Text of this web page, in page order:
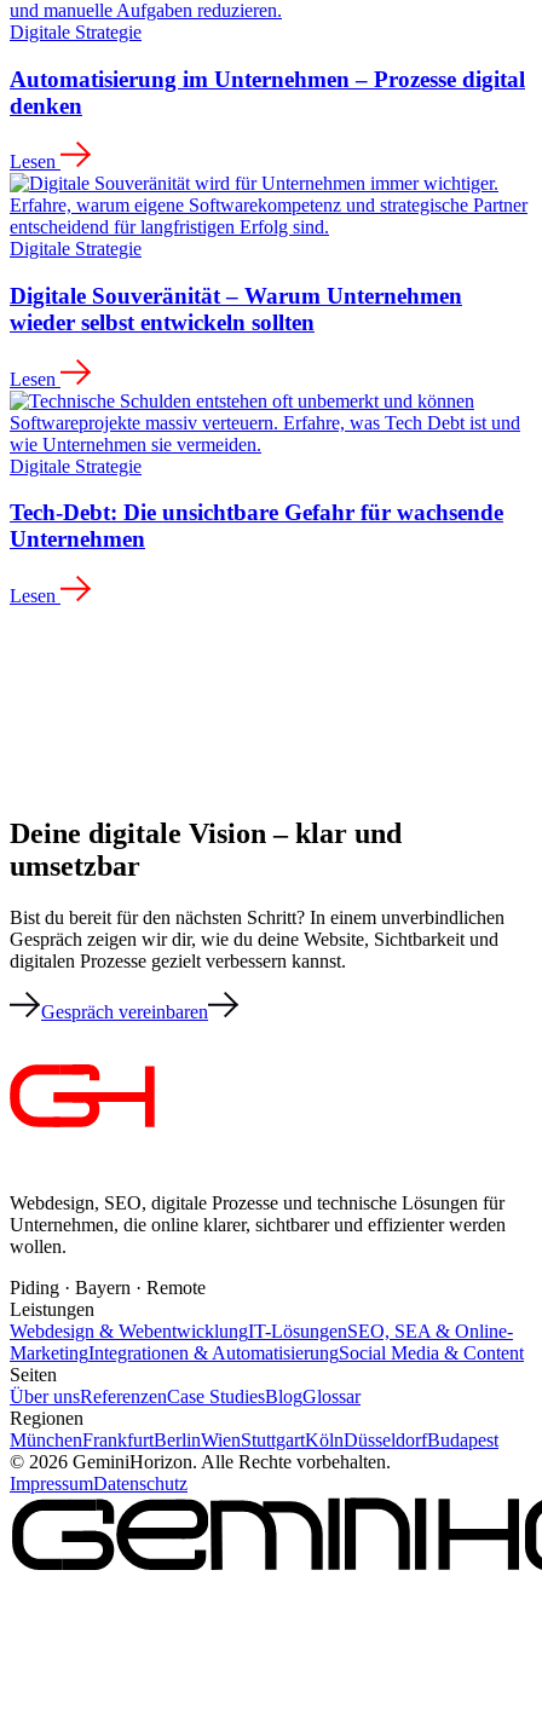
Digitale Strategie
Automatisierung im Unternehmen – Prozesse digital
denken
Lesen
Digitale Strategie
Digitale Souveränität – Warum Unternehmen
wieder selbst entwickeln sollten
Lesen
Digitale Strategie
Tech-Debt: Die unsichtbare Gefahr für wachsende
Unternehmen
Lesen
Deine digitale Vision – klar und
umsetzbar
Bist du bereit für den nächsten Schritt? In einem unverbindlichen
Gespräch zeigen wir dir, wie du deine Website, Sichtbarkeit und
digitalen Prozesse gezielt verbessern kannst.
Gespräch vereinbaren
Webdesign, SEO, digitale Prozesse und technische Lösungen für
Unternehmen, die online klarer, sichtbarer und effizienter werden
wollen.
Piding · Bayern · Remote
Leistungen
Webdesign & WebentwicklungIT-LösungenSEO, SEA & Online-
MarketingIntegrationen & AutomatisierungSocial Media & Content
Seiten
Über unsReferenzenCase StudiesBlogGlossar
Regionen
MünchenFrankfurtBerlinWienStuttgartKölnDüsseldorfBudapest
© 2026 GeminiHorizon. Alle Rechte vorbehalten.
ImpressumDatenschutz